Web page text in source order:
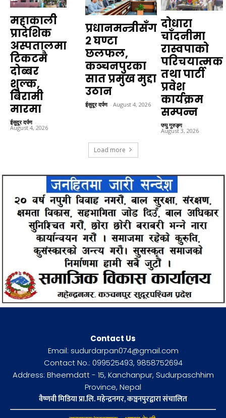
महाकाली
प्रादेशिक
अस्पतालमा
टिकटमै
दोब्बर
शुल्क,
बिरामी
मारमा
ईसुदूर दर्पण -
August 4, 2026
प्रधानमन्त्रीसँग
२ घण्टा
छलफल,
कञ्चनपुरका
सात प्रमुख मुद्दा
उठान
ईसुदूर दर्पण - August 4, 2026
दोधारा
चाँदनीमा
रास्वपाको
परिचयात्मक
तथा पार्टी
प्रवेश
कार्यक्रम
सम्पन्न
पप्पु गुरुङ्ग -
August 3, 2026
Load more
Contact Us
Email: sudurdarpan074@gmail.com
Contact No.: 099525493, 9858752694
Address: Bheemdatt - 15, Kanchanpur, Sudurpaschhim
Province, Nepal
वैष्णवी मिडिया प्रा.लि. महेन्द्रनगर, कञ्चनपुरद्वारा संचालित